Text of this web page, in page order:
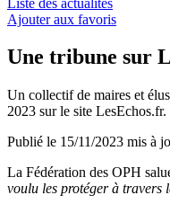
Ajouter aux favoris
Une tribune sur
Un collectif de maires et
2023 sur le site LesEchos.fr.
Publié le 15/11/2023 mis à
La Fédération des OPH
voulu les protéger à travers